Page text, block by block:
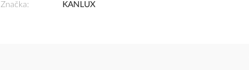
Značka
KANLUX